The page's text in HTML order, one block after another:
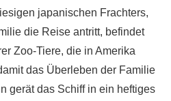
japanischen Frachters,
die Reise antritt, befindet
Zoo-Tiere, die in Amerika
das Überleben der Familie
gerät das Schiff in ein heftiges